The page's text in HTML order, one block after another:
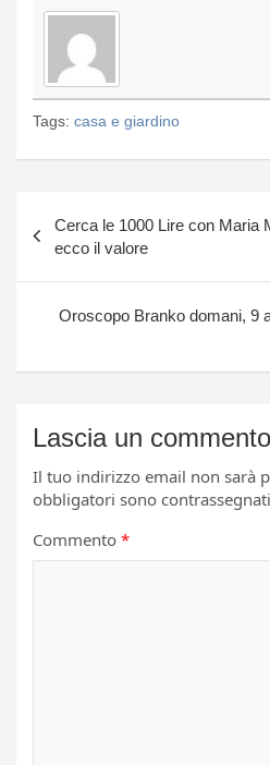
Tags: casa e giardino
articoli
Cerca le 1000 Lire con Maria
ecco il valore
Oroscopo Branko domani, 9
Lascia un commento
Il tuo indirizzo email non sarà
obbligatori sono contrassegnati
Commento *